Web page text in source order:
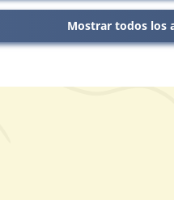
Mostrar todos los